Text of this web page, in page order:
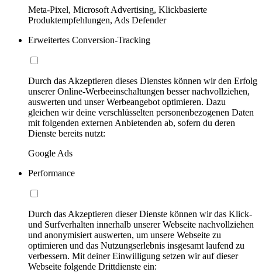
Meta-Pixel, Microsoft Advertising, Klickbasierte
Produktempfehlungen, Ads Defender
Erweitertes Conversion-Tracking
Durch das Akzeptieren dieses Dienstes können wir den Erfolg
unserer Online-Werbeeinschaltungen besser nachvollziehen,
auswerten und unser Werbeangebot optimieren. Dazu
gleichen wir deine verschlüsselten personenbezogenen Daten
mit folgenden externen Anbietenden ab, sofern du deren
Dienste bereits nutzt:
Google Ads
Performance
Durch das Akzeptieren dieser Dienste können wir das Klick-
und Surfverhalten innerhalb unserer Webseite nachvollziehen
und anonymisiert auswerten, um unsere Webseite zu
optimieren und das Nutzungserlebnis insgesamt laufend zu
verbessern. Mit deiner Einwilligung setzen wir auf dieser
Webseite folgende Drittdienste ein: